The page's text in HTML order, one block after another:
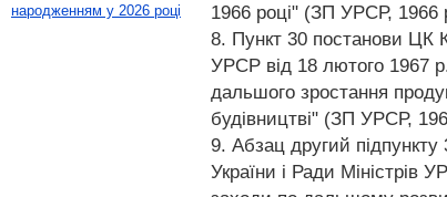
1966 році" (ЗП УРСР, 1966
8. Пункт 30 постанови ЦК
УРСР від 18 лютого 1967
дальшого зростання
будівництві" (ЗП УРСР,
9. Абзац другий
України і Ради Міністрів
народженням у 2026 році